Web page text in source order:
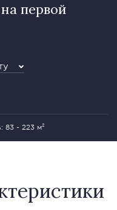
первой
83 - 223 м²